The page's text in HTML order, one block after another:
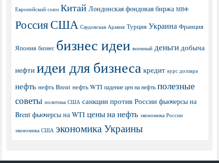
Европейский союз Китай Лондонская фондовая биржа МВФ
РоссияСША Саудовская Аравия Турция Украина Франция
Япония бизнес бизнес идеи военный деньги добыча
нефти идеи для бизнеса кредит курс доллара
нефть нефть Brent нефть WTI падение цен на нефть полезные
советы политика США санкции против России фьючерсы на
Brent фьючерсы на WTI цены на нефть экономика России
экономика США экономика Украины